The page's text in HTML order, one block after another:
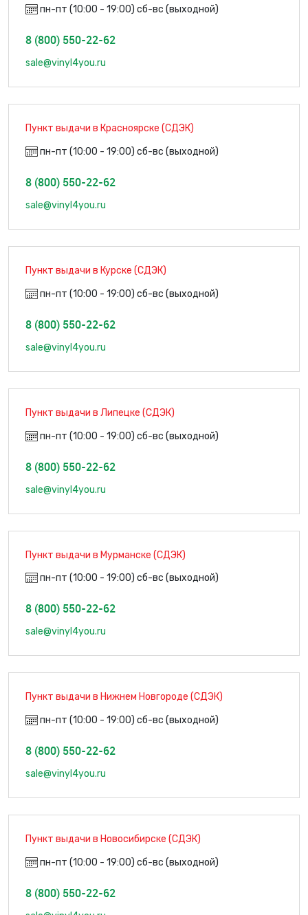
пн-пт (10:00 - 19:00) сб-вс (выходной)
8 (800) 550-22-62
sale@vinyl4you.ru
Пункт выдачи в Красноярске (СДЭК)
пн-пт (10:00 - 19:00) сб-вс (выходной)
8 (800) 550-22-62
sale@vinyl4you.ru
Пункт выдачи в Курске (СДЭК)
пн-пт (10:00 - 19:00) сб-вс (выходной)
8 (800) 550-22-62
sale@vinyl4you.ru
Пункт выдачи в Липецке (СДЭК)
пн-пт (10:00 - 19:00) сб-вс (выходной)
8 (800) 550-22-62
sale@vinyl4you.ru
Пункт выдачи в Мурманске (СДЭК)
пн-пт (10:00 - 19:00) сб-вс (выходной)
8 (800) 550-22-62
sale@vinyl4you.ru
Пункт выдачи в Нижнем Новгороде (СДЭК)
пн-пт (10:00 - 19:00) сб-вс (выходной)
8 (800) 550-22-62
sale@vinyl4you.ru
Пункт выдачи в Новосибирске (СДЭК)
пн-пт (10:00 - 19:00) сб-вс (выходной)
8 (800) 550-22-62